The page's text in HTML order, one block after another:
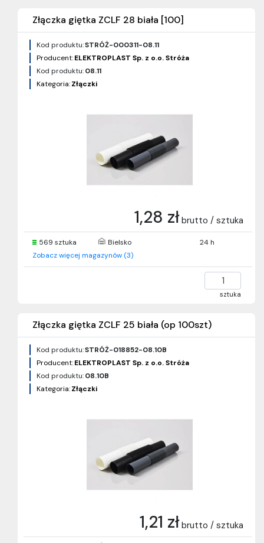
Złączka giętka ZCLF 28 biała [100]
Kod produktu:STRÓŻ-000311-08.11
Producent:ELEKTROPLAST Sp. z o.o. Stróża
Kod produktu:08.11
Kategoria:Złączki
1,28 zł brutto / sztuka
569 sztuka Bielsko
24 h
Zobacz więcej magazynów (3)
sztuka
Złączka giętka ZCLF 25 biała (op 100szt)
Kod produktu:STRÓŻ-018852-08.10B
Producent:ELEKTROPLAST Sp. z o.o. Stróża
Kod produktu:08.10B
Kategoria:Złączki
1,21 zł brutto / sztuka